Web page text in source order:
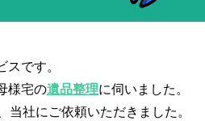
です。
様宅の遺品整理に伺いました。
当社にご依頼いただきました。